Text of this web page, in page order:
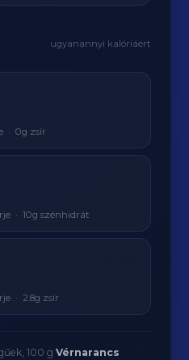
ugyanannyi kalóriáért
· 0g zsír
· 10g szénhidrát
· 2.8g zsír
100 gVérnarancs